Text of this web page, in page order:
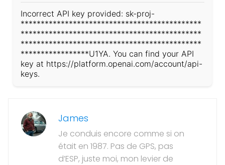
Incorrect API key provided: sk-proj-
*********************************************
*********************************************
*********************************************
*****************U1YA. You can find your API
key at https://platform.openai.com/account/api-
keys.
James
Je conduis encore comme si on
était en 1987. Pas de GPS, pas
d’ESP, juste moi, mon levier de